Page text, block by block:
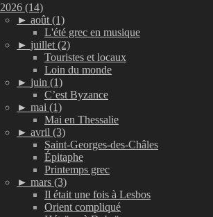
2026 (14)
► août (1)
L'été grec en musique
► juillet (2)
Touristes et locaux
Loin du monde
► juin (1)
C’est Byzance
► mai (1)
Mai en Thessalie
► avril (3)
Saint-Georges-des-Châles
Épitaphe
Printemps grec
► mars (3)
Il était une fois à Lesbos
Orient compliqué